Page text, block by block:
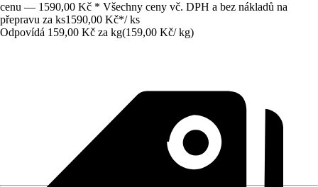
cenu — 1590,00 Kč * Všechny ceny vč. DPH a bez nákladů na
přepravu za ks1590,00 Kč*/ ks
Odpovídá 159,00 Kč za kg(159,00 Kč/ kg)